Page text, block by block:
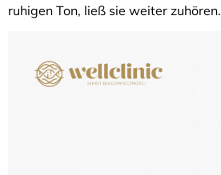
ruhigen Ton, ließ sie weiter zuhören.